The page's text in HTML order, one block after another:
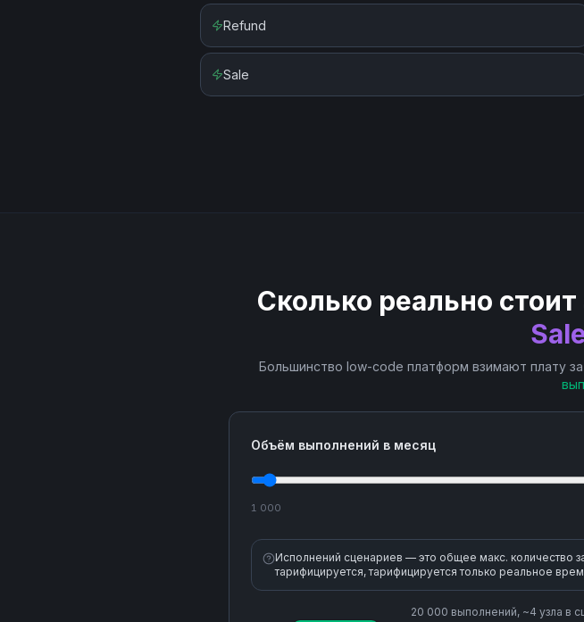
Refund
Sale
Сколько реально
Большинство low-code платформ взимают плату за
Объём выполнений в месяц
1 000
Исполнений сценариев — это общее макс. количество
тарифицируется, тарифицируется только реальное
20 000 выполнений, ~4 узла в